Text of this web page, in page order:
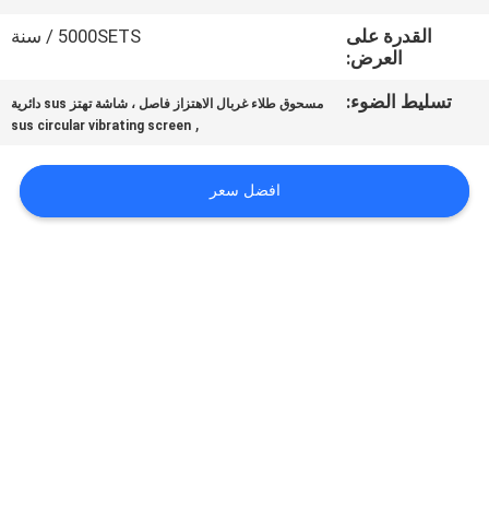
اطلب
اقتباس
القدرة على
العرض:
5000SETS / سنة
تسليط الضوء: مسحوق طلاء غربال الاهتزاز فاصل ، شاشة تهتز sus دائرية
,
sus circular vibrating screen
افضل سعر